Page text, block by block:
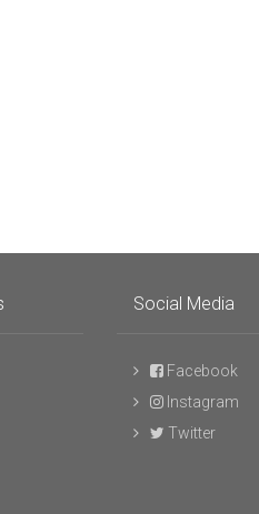
Social Media
Facebook
Instagram
Twitter